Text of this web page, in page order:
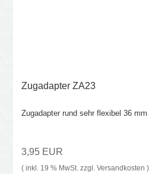
Zugadapter ZA23
Zugadapter rund sehr flexibel 36 mm
3,95 EUR
( inkl. 19 % MwSt. zzgl. Versandkosten )